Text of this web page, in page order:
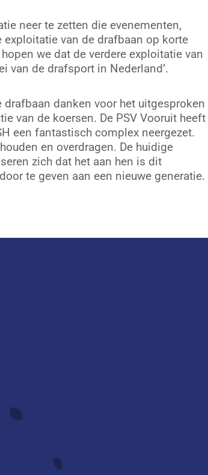
neer te zetten die evenementen,
van de drafbaan op korte
we dat de verdere exploitatie van
van de drafsport in Nederland’.
danken voor het uitgesproken
van de koersen. De PSV Vooruit heeft
een fantastisch complex neergezet.
en overdragen. De huidige
zich dat het aan hen is dit
te geven aan een nieuwe generatie.